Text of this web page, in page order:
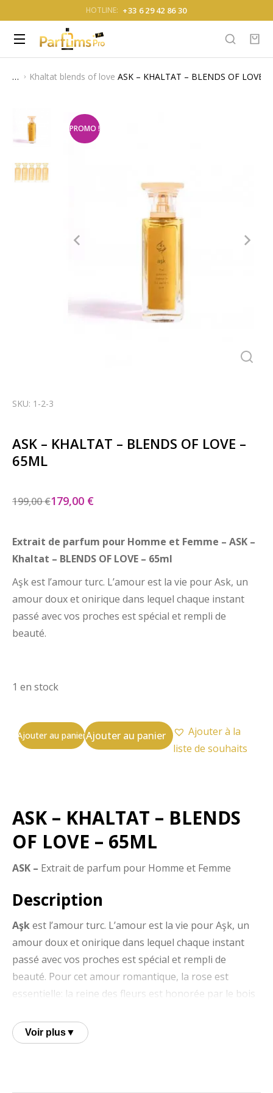
HOTLINE: +33 6 29 42 86 30
Vous êtes ici :
Khaltat blends of love ASK – KHALTAT – BLENDS OF LOVE
PROMO !
SKU: 1-2-3
ASK – KHALTAT – BLENDS OF LOVE –
65ML
199,00€179,00 €
Extrait de parfum pour Homme et Femme – ASK –
Khaltat – BLENDS OF LOVE – 65ml
Aşk est l’amour turc. L’amour est la vie pour Ask, un
amour doux et onirique dans lequel chaque instant
passé avec vos proches est spécial et rempli de
beauté.
1 en stock
Ajouter au panierAjouter au panier
Ajouter à la
liste de souhaits
ASK – KHALTAT – BLENDS
OF LOVE – 65ML
ASK – Extrait de parfum pour Homme et Femme
Description
Aşkest l’amour turc. L’amour est la vie pour Aşk, un
amour doux et onirique dans lequel chaque instant
passé avec vos proches est spécial et rempli de
beauté. Pour cet amour romantique, la rose est
essentielle: la reine des fleurs est honorée par le bois
note boisée orientale classique, c’est un parfum
oriental d’Amour et de luxe.
Voir plus▼